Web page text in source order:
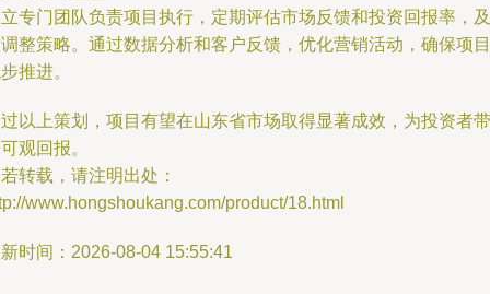
专门团队负责项目执行，定期评估市场反馈和投资回报率，及
整策略。通过数据分析和客户反馈，优化营销活动，确保项目
推进。
以上策划，项目有望在山东省市场取得显著成效，为投资者带
观回报。
转载，请注明出处：
www.hongshoukang.com/product/18.html
时间：2026-08-04 15:55:41